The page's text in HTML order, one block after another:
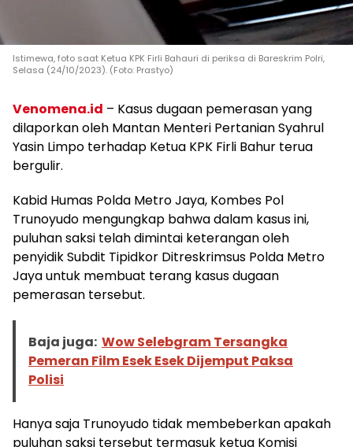
Istimewa, foto saat Ketua KPK Firli Bahauri di periksa di Bareskrim Polri,
Selasa (24/10/2023). (Foto: Prastyo)
Venomena.id – Kasus dugaan pemerasan yang
dilaporkan oleh Mantan Menteri Pertanian Syahrul
Yasin Limpo terhadap Ketua KPK Firli Bahur terua
bergulir.
Kabid Humas Polda Metro Jaya, Kombes Pol
Trunoyudo mengungkap bahwa dalam kasus ini,
puluhan saksi telah dimintai keterangan oleh
penyidik Subdit Tipidkor Ditreskrimsus Polda Metro
Jaya untuk membuat terang kasus dugaan
pemerasan tersebut.
Baja juga: Wow Selebgram Tersangka
Pemeran Film Esek Esek Dijemput Paksa
Polisi
Hanya saja Trunoyudo tidak membeberkan apakah
puluhan saksi tersebut termasuk ketua Komisi